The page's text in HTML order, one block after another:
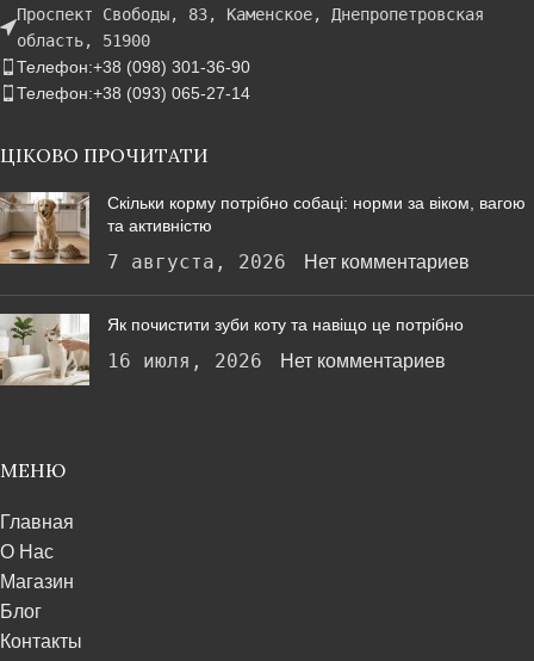
Проспект Свободы, 83, Каменское, Днепропетровская
область, 51900
Телефон:+38 (098) 301-36-90
Телефон:+38 (093) 065-27-14
ЦІКОВО ПРОЧИТАТИ
Скільки корму потрібно собаці: норми за віком, вагою
та активністю
7 августа, 2026 Нет комментариев
Як почистити зуби коту та навіщо це потрібно
16 июля, 2026 Нет комментариев
МЕНЮ
Главная
О Нас
Магазин
Блог
Контакты